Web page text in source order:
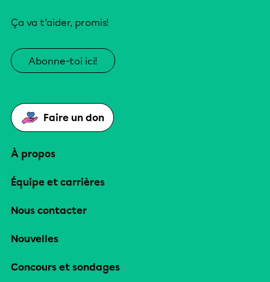
Ça va t’aider, promis!
Abonne-toi ici!
Faire un don
À propos
Équipe et carrières
Nous contacter
Nouvelles
Concours et sondages